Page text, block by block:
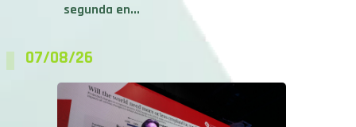
segunda en...
07/08/26